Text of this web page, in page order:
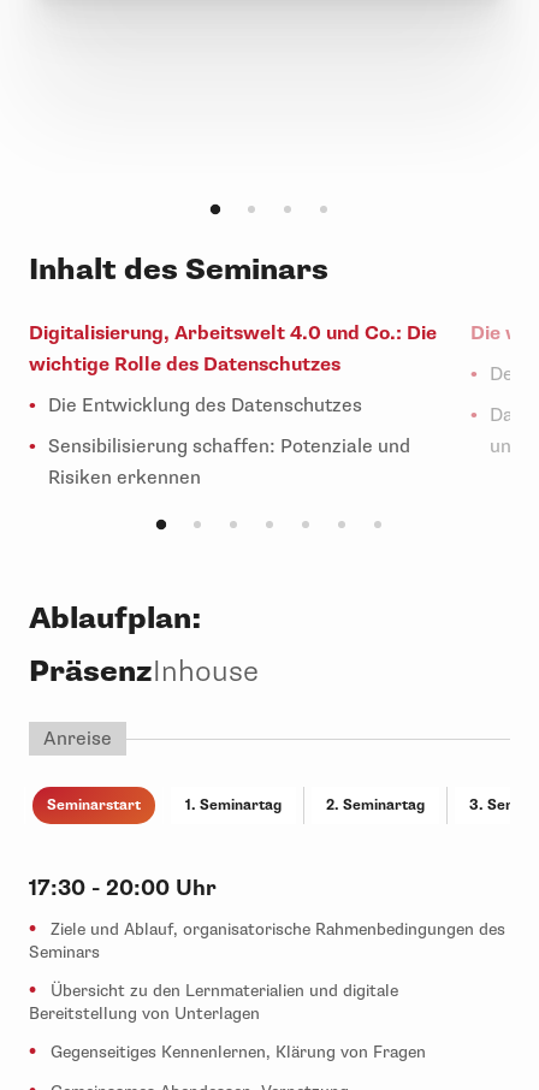
Inhalt des Seminars
Digitalisierung, Arbeitswelt 4.0 und Co.: Die
wichtige Rolle des Datenschutzes
Die Entwicklung des Datenschutzes
Sensibilisierung schaffen: Potenziale und
Risiken erkennen
Die
Der
Das
und
Ablaufplan:
PräsenzInhouse
Anreise
Seminarstart 1. Seminartag 2. Seminartag 3.
17:30 - 20:00 Uhr
Ziele und Ablauf, organisatorische Rahmenbedingungen des
Seminars
Übersicht zu den Lernmaterialien und digitale
Bereitstellung von Unterlagen
Gegenseitiges Kennenlernen, Klärung von Fragen